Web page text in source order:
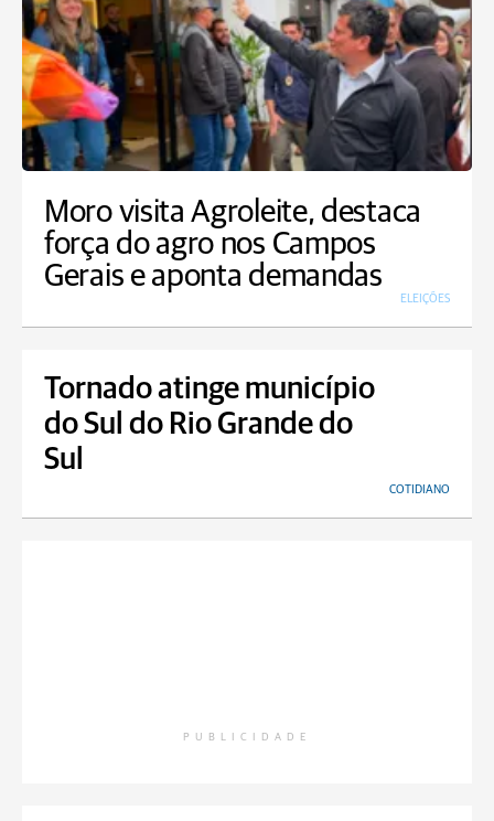
Moro visita Agroleite, destaca
força do agro nos Campos
Gerais e aponta demandas
ELEIÇÕES
Tornado atinge município
do Sul do Rio Grande do
Sul
COTIDIANO
PUBLICIDADE